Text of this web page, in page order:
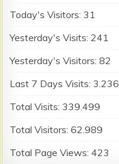
Today's Visitors: 31
Yesterday's Visits: 241
Yesterday's Visitors:82
Last 7 Days Visits: 3.236
Total Visits: 339.499
Total Visitors:62.989
Total Page Views:423